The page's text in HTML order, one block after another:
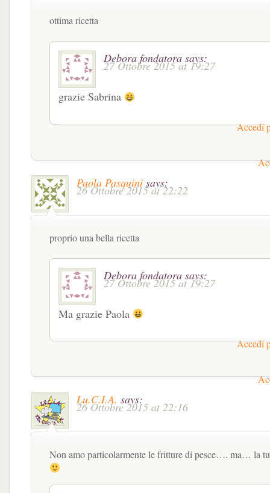
ottima ricetta
Debora fondatora says:
27 Ottobre 2015 at 19:27
grazie Sabrina
Accedi
Paola Pasquini says:
26 Ottobre 2015 at 22:22
proprio una bella ricetta
Debora fondatora says:
27 Ottobre 2015 at 19:27
Ma grazie Paola
Accedi
Lu.C.I.A. says:
26 Ottobre 2015 at 22:16
Non amo particolarmente le fritture di pesce…. ma… la